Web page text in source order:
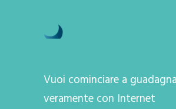
Vuoi cominciare a
veramente con Internet